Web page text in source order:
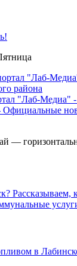
"Лаб-Медиа" -
Официальные
Рассказываем,
в